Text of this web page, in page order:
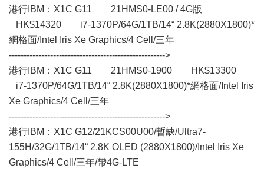
港行IBM：X1C G11 21HMS0-LE00 / 4G版
HK$14320 i7-1370P/64G/1TB/14“ 2.8K(2880X1800)*
網格面/Intel Iris Xe Graphics/4 Cell/三年
----------------------------------------------------->
港行IBM：X1C G11 21HMS0-1900 HK$13300
i7-1370P/64G/1TB/14“ 2.8K(2880X1800)*網格面/Intel Iris
Xe Graphics/4 Cell/三年
----------------------------------------------------->
港行IBM：X1C G12/21KCS00U00/暫缺/Ultra7-
155H/32G/1TB/14“ 2.8K OLED (2880X1800)/Intel Iris Xe
Graphics/4 Cell/三年/帶4G-LTE